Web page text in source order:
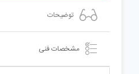
توضیحات
مشخصات فنی